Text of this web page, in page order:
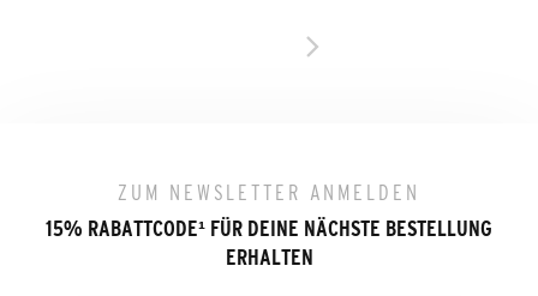
ZUM NEWSLETTER ANMELDEN
15% RABATTCODE¹ FÜR DEINE NÄCHSTE BESTELLUNG
ERHALTEN